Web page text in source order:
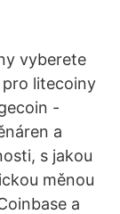
vyberete
pro litecoiny
-
a
s jakou
měnou
a